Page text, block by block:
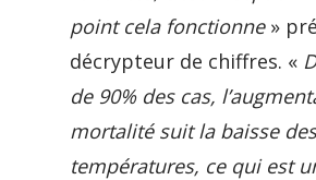
point cela fonctionne»
décrypteur de chiffres. «
de 90% des cas,
mortalité suit la baisse des
températures, ce qui est